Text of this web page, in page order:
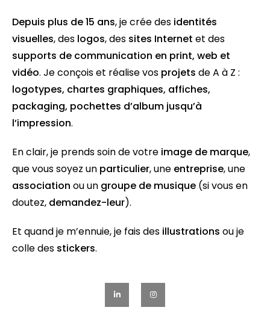
Depuis plus de 15 ans, je crée des identités
visuelles, des logos, des sites Internet et des
supports de communication en print, web et
vidéo. Je conçois et réalise vos projets de A à Z :
logotypes, chartes graphiques, affiches,
packaging, pochettes d’album jusqu’à
l’impression.
En clair, je prends soin de votre image de marque,
que vous soyez un particulier, une entreprise, une
association ou un groupe de musique (si vous en
doutez, demandez-leur).
Et quand je m’ennuie, je fais des illustrations ou je
colle des stickers.